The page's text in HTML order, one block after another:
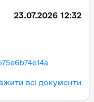
23.07.2026 12:32
всі документи